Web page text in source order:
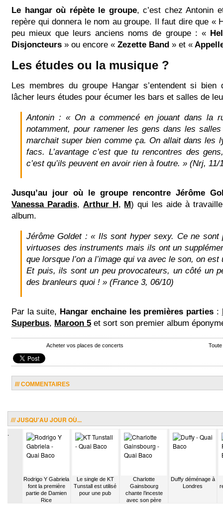
Le hangar où répète le groupe, c’est chez Antonin
repère qui donnera le nom au groupe. Il faut dire que «
peu mieux que leurs anciens noms de groupe : «
Disjoncteurs » ou encore « Zezette Band » et «
Les études ou la musique ?
Les membres du groupe Hangar s’entendent si bien
lâcher leurs études pour écumer les bars et salles de
Antonin : « On a commencé en jouant dans la
notamment, pour ramener les gens dans les
marchait super bien comme ça. On allait dans les
facs. L’avantage c’est que tu rencontres des
c’est qu’ils peuvent en avoir rien à foutre. » (Nrj, 11/
Jusqu’au jour où le groupe rencontre Jérôme
Vanessa Paradis, Arthur H, M) qui les aide à
album.
Jérôme Goldet : « Ils sont hyper sexy. Ce ne sont
virtuoses des instruments mais ils ont un
que lorsque l’on a l’image qui va avec le son, on
Et puis, ils sont un peu provocateurs, un côté un
des branleurs quoi ! » (France 3, 06/10)
Par la suite, Hangar enchaine les premières parties :
Superbus, Maroon 5 et sort son premier album
Acheter vos places de concerts
/// COMMENTAIRES
/// JUSQU'AU JOUR OÙ...
.
Rodrigo Y Gabriela
font la première
partie de Damien
Rice
Le single de KT
Tunstall est utilisé
pour une pub
Charlotte
Gainsbourg
chante l’inceste
avec son père
Duffy déménage à
Londres